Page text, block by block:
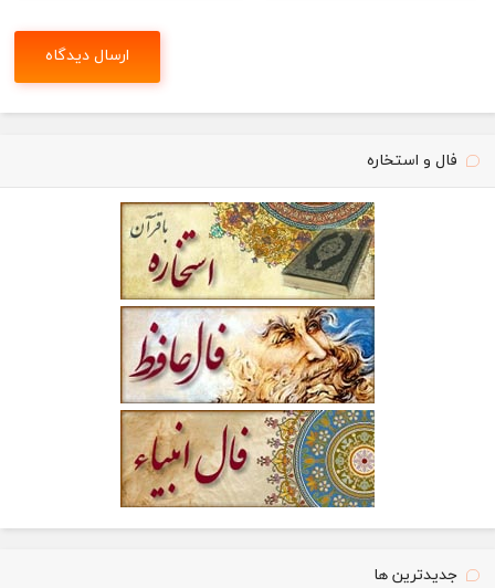
فال و استخاره
جدیدترین ها